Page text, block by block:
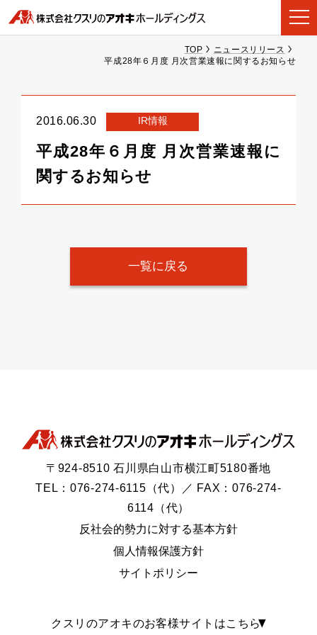
TOP
ニュースリリース
平成28年６月度 月次営業速報に関するお知らせ
2016.06.30 IR情報
平成28年６月度 月次営業速報に
関するお知らせ
一覧に戻る
〒924-8510 石川県白山市横江町5180番地
TEL：076-274-6115（代）／ FAX：076-274-
6114（代）
反社会的勢力に対する基本方針
個人情報保護方針
サイトポリシー
クスリのアオキのお客様サイトはこちら